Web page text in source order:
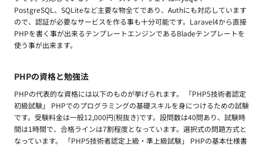
PostgreSQL、SQLiteなど主要な物全てであり、Authにも対応しています
ので、認証が必要なサービスを作る事も十分可能です。Laravel4から直接
PHPを書く事が出来るテンプレートエンジンであるBladeテンプレートを
使う事が出来ます。
PHPの資格と勉強法
PHPの代表的な資格には以下のものが挙げられます。 「PHP5技術者認定
初級試験」 PHPでのプログラミングの基礎スキルを身につけるための試験
です。受験料金は一般12,000円(税抜き)です。設問数は40問あり、試験時
間は1時間で、合格ラインは7割程度となっています。選択式の問題方式と
なっています。 「PHP5技術者認定上級・準上級試験」 PHPの基本仕様書